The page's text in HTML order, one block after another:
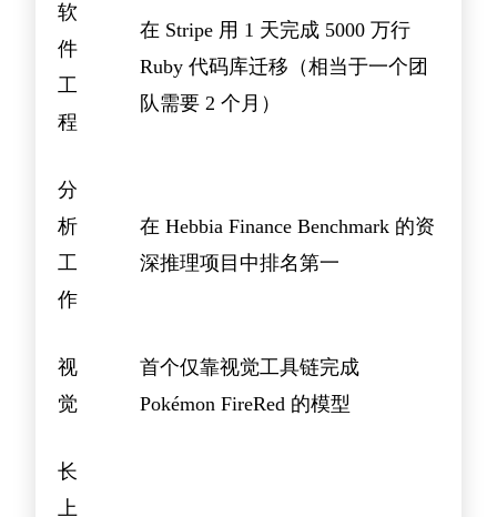
软
件
工
程
在 Stripe 用 1 天完成 5000 万行
Ruby 代码库迁移（相当于一个团
队需要 2 个月）
分
析
工
作
在 Hebbia Finance Benchmark 的资
深推理项目中排名第一
视
觉
首个仅靠视觉工具链完成
Pokémon FireRed 的模型
长
上